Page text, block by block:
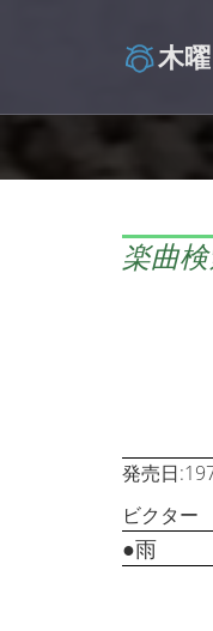
木
楽曲
発売日
ビクター
●雨